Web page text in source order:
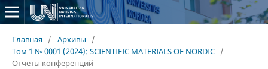
Главная / Архивы
/
Том 1 № 0001 (2024): SCIENTIFIC MATERIALS OF NORDIC /
Отчеты конференций